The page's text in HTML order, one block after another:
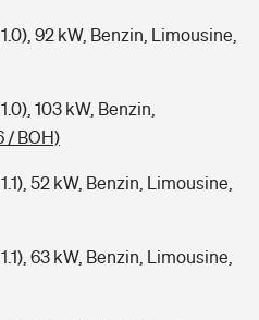
92 kW, Benzin, Limousine,
103 kW, Benzin,
/ BOH)
52 kW, Benzin, Limousine,
63 kW, Benzin, Limousine,